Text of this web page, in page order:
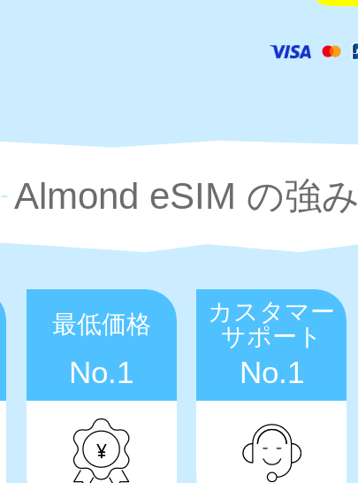
Almond eSIM の強み
最低価格
No.1
カスタマー
サポート
No.1